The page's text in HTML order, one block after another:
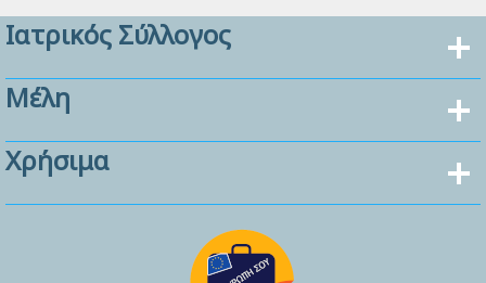
Ιατρικός Σύλλογος
Μέλη
Χρήσιμα